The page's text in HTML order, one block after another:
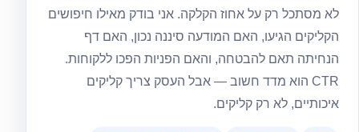
לא מסתכל רק על אחוז הקלקה. אני בודק מאילו חיפושים
הקליקים הגיעו, האם המודעה סיננה נכון, האם דף
הנחיתה תאם להבטחה, והאם הפניות הפכו ללקוחות.
CTR הוא מדד חשוב — אבל העסק צריך קליקים
איכותיים, לא רק קליקים.